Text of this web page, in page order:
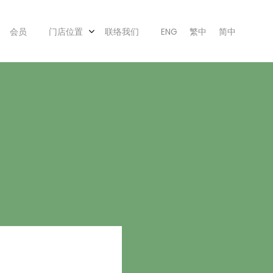
会员 门店位置 联络我们 ENG 繁中 简中